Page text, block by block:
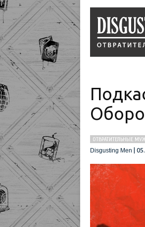
ОТВРАТИТЕЛЬНЫЕ
Disgusting Men